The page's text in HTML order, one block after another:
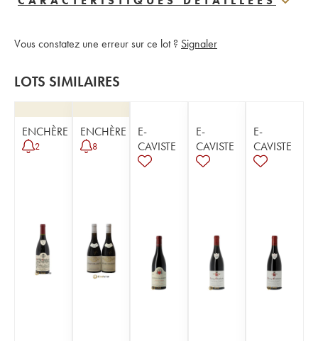
Vous constatez une erreur sur ce lot ? Signaler
LOTS SIMILAIRES
ENCHÈRE
2
ENCHÈRE
8
E-
CAVISTE
E-
CAVISTE
E-
CAVISTE